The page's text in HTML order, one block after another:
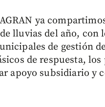
ya
lluvias del año, con
de gestión
de respuesta,
apoyo subsidiario y